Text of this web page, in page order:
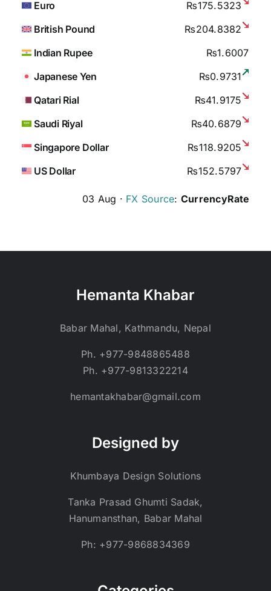
Euro
₨175.5323
British Pound
₨204.8382
Indian Rupee
₨1.6007
Japanese Yen
₨0.9731
Qatari Rial
₨41.9175
Saudi Riyal
₨40.6879
Singapore Dollar
₨118.9205
US Dollar
₨152.5797
03 Aug · FX Source: CurrencyRate
Hemanta Khabar
Babar Mahal, Kathmandu, Nepal
Ph. +977-9848865488
Ph. +977-9813322214
hemantakhabar@gmail.com
Designed by
Khumbaya Design Solutions
Tanka Prasad Ghumti Sadak,
Hanumansthan, Babar Mahal
Ph: +977-9868834369